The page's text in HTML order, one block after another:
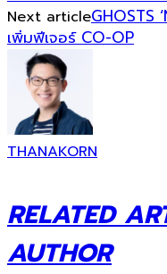
Next articleGHOSTS
เพิ่มฟีเจอร์ CO-OP
THANAKORN
RELATED
AUTHOR